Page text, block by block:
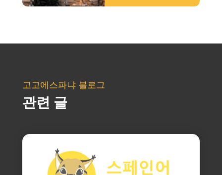
고고에스파냐 블로그
관련 글